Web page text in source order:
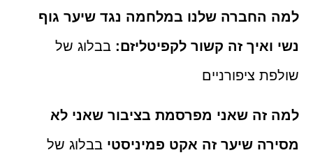
למה החברה שלנו במלחמה נגד שיער גוף
נשי ואיך זה קשור לקפיטליזם: בבלוג של
שולפת ציפורניים
למה זה שאני מפרסמת בציבור שאני לא
מסירה שיער זה אקט פמיניסטי בבלוג של